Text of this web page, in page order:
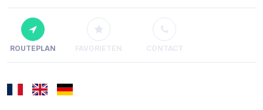
ROUTEPLAN FAVORIETEN CONTACT